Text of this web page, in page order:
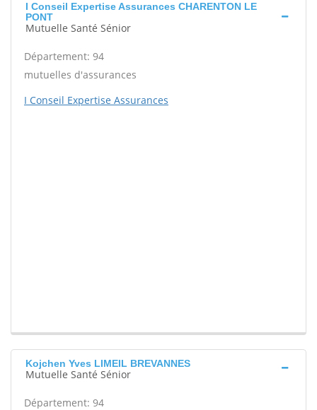
I Conseil Expertise Assurances CHARENTON LE
PONT
Mutuelle Santé Sénior
Département: 94
mutuelles d'assurances
I Conseil Expertise Assurances
Kojchen Yves LIMEIL BREVANNES
Mutuelle Santé Sénior
Département: 94